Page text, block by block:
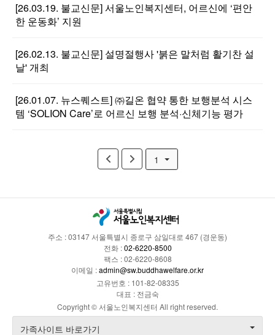
[26.03.19. 불교신문] 서울노인복지센터, 어르신에 ‘편안
한 운동화’ 지원
[26.02.13. 불교신문] 설명절행사 '붉은 말처럼 활기찬 설
날' 개최
[26.01.07. 뉴스퀘스트] ㈜길온 협약 통한 보행분석 시스
템 ‘SOLION Care’로 어르신 보행 분석·신체기능 평가
1
주소 : 03147 서울특별시 종로구 삼일대로 467 (경운동)
전화 :02-6220-8500
팩스 : 02-6220-8608
이메일 :admin@sw.buddhawelfare.or.kr
고유번호 : 101-82-08335
대표 : 전금숙
Copyright © 서울노인복지센터 All right reserved.
가족사이트 바로가기